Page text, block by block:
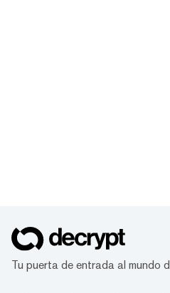
Tu puerta de entrada al mundo